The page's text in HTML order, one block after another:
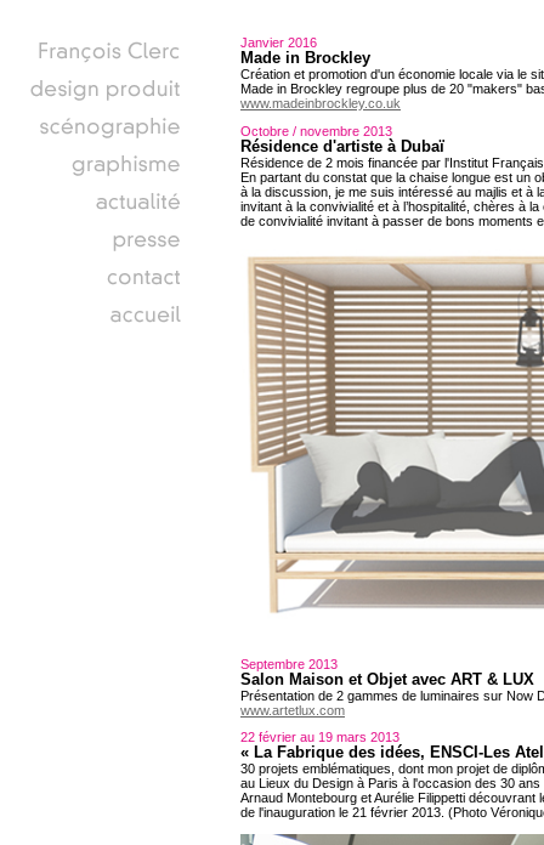
Janvier 2016
Made in Brockley
Création et promotion d'un économie locale via le
Made in Brockley regroupe plus de 20 "makers"
www.madeinbrockley.co.uk
Octobre / novembre 2013
Résidence d'artiste à Dubaï
Résidence de 2 mois financée par l'Institut
En partant du constat que la chaise longue est un
à la discussion, je me suis intéressé au majlis et à
invitant à la convivialité et à l’hospitalité, chères à
de convivialité invitant à passer de bons moments
Septembre 2013
Salon Maison et Objet avec ART & LUX
Présentation de 2 gammes de luminaires sur Now
www.artetlux.com
22 février au 19 mars 2013
« La Fabrique des idées, ENSCI-Les
30 projets emblématiques, dont mon projet de
au Lieux du Design à Paris à l'occasion des 30
Arnaud Montebourg et Aurélie Filippetti découvrant
de l'inauguration le 21 février 2013. (Photo